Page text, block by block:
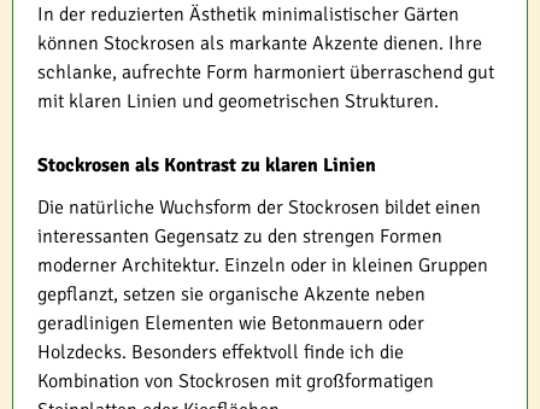
In der reduzierten Ästhetik minimalistischer Gärten
können Stockrosen als markante Akzente dienen. Ihre
schlanke, aufrechte Form harmoniert überraschend gut
mit klaren Linien und geometrischen Strukturen.
Stockrosen als Kontrast zu klaren Linien
Die natürliche Wuchsform der Stockrosen bildet einen
interessanten Gegensatz zu den strengen Formen
moderner Architektur. Einzeln oder in kleinen Gruppen
gepflanzt, setzen sie organische Akzente neben
geradlinigen Elementen wie Betonmauern oder
Holzdecks. Besonders effektvoll finde ich die
Kombination von Stockrosen mit großformatigen